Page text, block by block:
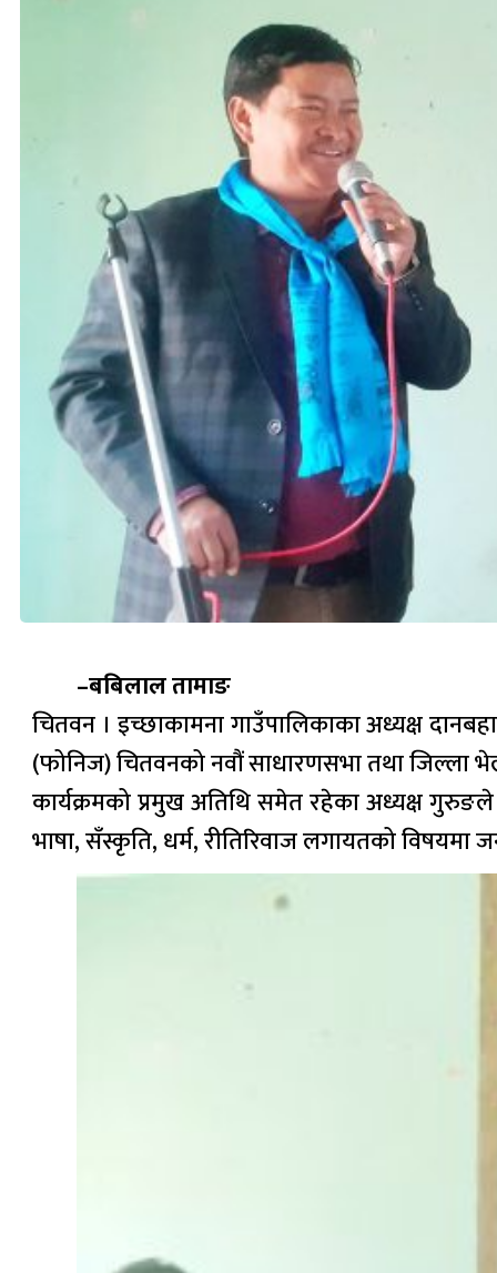
–बबिलाल तामाङ
चितवन । इच्छाकामना गाउँपालिकाका अध्यक्ष
(फोनिज) चितवनको नवौं साधारणसभा तथा जिल्ला
कार्यक्रमको प्रमुख अतिथि समेत रहेका अध्यक्ष
भाषा, सँस्कृति, धर्म, रीतिरिवाज लगायतको